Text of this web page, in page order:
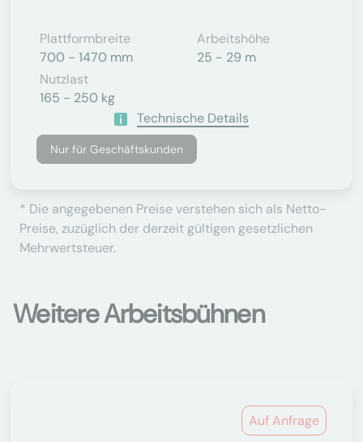
Plattformbreite
700 - 1470 mm
Arbeitshöhe
25 - 29 m
Nutzlast
165 - 250 kg
Technische Details
Nur für Geschäftskunden
* Die angegebenen Preise verstehen sich als Netto-
Preise, zuzüglich der derzeit gültigen gesetzlichen
Mehrwertsteuer.
Weitere Arbeitsbühnen
Auf Anfrage